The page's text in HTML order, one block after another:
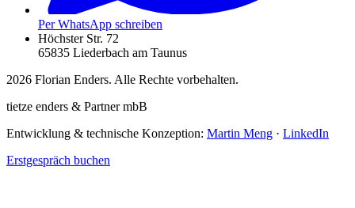
Per WhatsApp schreiben
Höchster Str. 72
65835 Liederbach am Taunus
2026 Florian Enders. Alle Rechte vorbehalten.
tietze enders & Partner mbB
Entwicklung & technische Konzeption: Martin Meng · LinkedIn
Erstgespräch buchen